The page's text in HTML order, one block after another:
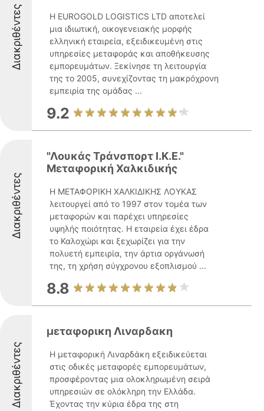
Διακριθέντες
Η EUROGOLD LOGISTICS LTD αποτελεί
μια ιδιωτική, οικογενειακής μορφής
ελληνική εταιρεία, εξειδικευμένη στις
υπηρεσίες μεταφοράς και αποθήκευσης
εμπορευμάτων. Ξεκίνησε τη λειτουργία
της το 2005, συνεχίζοντας τη μακρόχρονη
εμπειρία της ομάδας ...
9.2
Διακριθέντες
"Λουκάς Τράνσπορτ Ι.Κ.Ε."
Μεταφορική Χαλκιδικής
Η ΜΕΤΑΦΟΡΙΚΗ ΧΑΛΚΙΔΙΚΗΣ ΛΟΥΚΑΣ
λειτουργεί από το 1997 στον τομέα των
μεταφορών και παρέχει υπηρεσίες
υψηλής ποιότητας. Η εταιρεία έχει έδρα
το Καλοχώρι και ξεχωρίζει για την
πολυετή εμπειρία, την άρτια οργάνωσή
της, τη χρήση σύγχρονου εξοπλισμού ...
8.8
Διακριθέντες
μεταφορικη Λιναρδακη
Η μεταφορική Λιναρδάκη εξειδικεύεται
στις οδικές μεταφορές εμπορευμάτων,
προσφέροντας μια ολοκληρωμένη σειρά
υπηρεσιών σε ολόκληρη την Ελλάδα.
Έχοντας την κύρια έδρα της στη